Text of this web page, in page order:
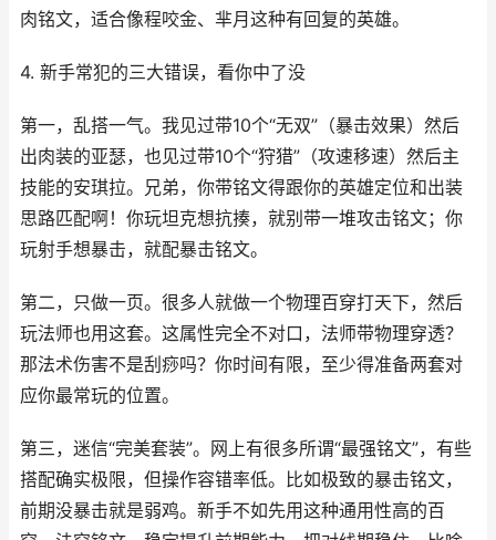
肉铭文，适合像程咬金、芈月这种有回复的英雄。
4. 新手常犯的三大错误，看你中了没
第一，乱搭一气。我见过带10个“无双”（暴击效果）然后
出肉装的亚瑟，也见过带10个“狩猎”（攻速移速）然后主
技能的安琪拉。兄弟，你带铭文得跟你的英雄定位和出装
思路匹配啊！你玩坦克想抗揍，就别带一堆攻击铭文；你
玩射手想暴击，就配暴击铭文。
第二，只做一页。很多人就做一个物理百穿打天下，然后
玩法师也用这套。这属性完全不对口，法师带物理穿透？
那法术伤害不是刮痧吗？你时间有限，至少得准备两套对
应你最常玩的位置。
第三，迷信“完美套装”。网上有很多所谓“最强铭文”，有些
搭配确实极限，但操作容错率低。比如极致的暴击铭文，
前期没暴击就是弱鸡。新手不如先用这种通用性高的百